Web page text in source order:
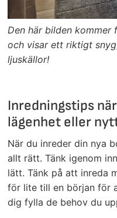
Den här bilden kommer
och visar ett riktigt
ljuskällor!
Inredningstips
lägenhet eller
När du inreder din nya
allt rätt. Tänk igenom
lätt. Tänk på att inreda
för lite till en början för
dig fylla de behov du